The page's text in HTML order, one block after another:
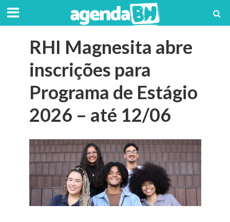
RHI Magnesita abre
inscrições para
Programa de Estágio
2026 – até 12/06